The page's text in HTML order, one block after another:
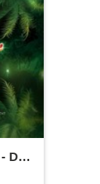
Das